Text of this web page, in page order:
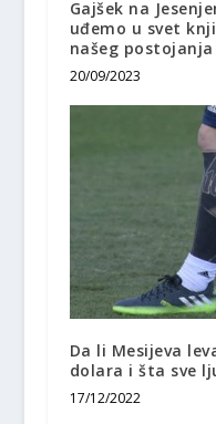
Gajšek na
uđemo u svet
našeg
20/09/2023
Da li Mesijeva
dolara i šta sve
17/12/2022